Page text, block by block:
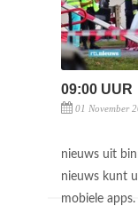
09:00 UUR
01 November
nieuws uit
nieuws kunt
mobiele apps.